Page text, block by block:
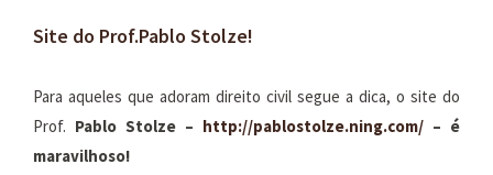
Site do Prof.Pablo Stolze!
Para aqueles que adoram direito civil segue a dica, o site do
Prof. Pablo Stolze – http://pablostolze.ning.com/ – é
maravilhoso!